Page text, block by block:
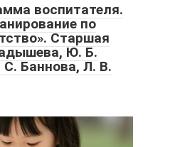
воспитателя.
по
Старшая
Ю. Б.
Баннова, Л. В.